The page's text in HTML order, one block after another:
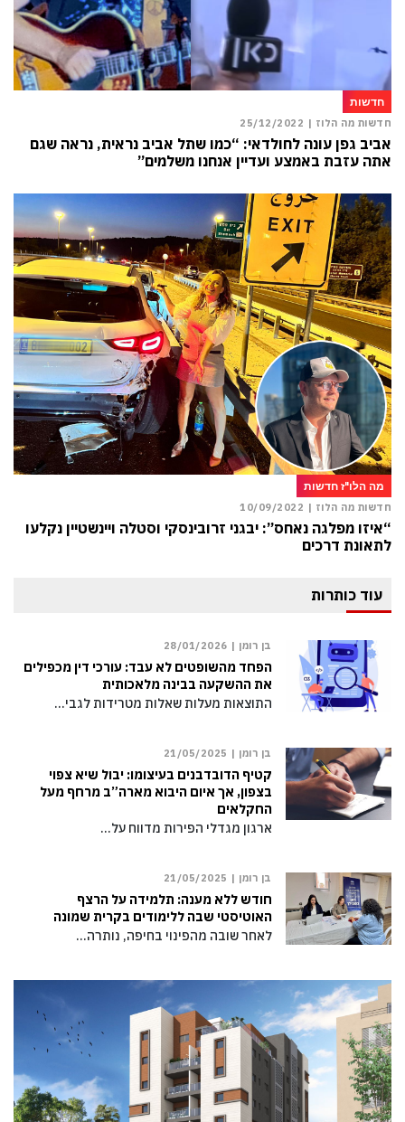
חדשות
חדשות מה הלוז | 25/12/2022
אביב גפן עונה לחולדאי: “כמו שתל אביב נראית, נראה שגם
אתה עזבת באמצע ועדיין אנחנו משלמים”
מה הלו"ז חדשות
חדשות מה הלוז | 10/09/2022
“איזו מפלגה נאחס”: יבגני זרובינסקי וסטלה ויינשטיין נקלעו
לתאונת דרכים
עוד כותרות
בן רומן | 28/01/2026
הפחד מהשופטים לא עבד: עורכי דין מכפילים
את ההשקעה בבינה מלאכותית
התוצאות מעלות שאלות מטרידות לגבי…
בן רומן | 21/05/2025
קטיף הדובדבנים בעיצומו: יבול שיא צפוי
בצפון, אך איום היבוא מארה”ב מרחף מעל
החקלאים
ארגון מגדלי הפירות מדווח על…
בן רומן | 21/05/2025
חודש ללא מענה: תלמידה על הרצף
האוטיסטי שבה ללימודים בקרית שמונה
לאחר שובה מהפינוי בחיפה, נותרה…